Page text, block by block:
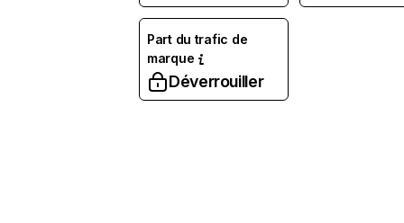
Part du trafic de
marque
Déverrouiller